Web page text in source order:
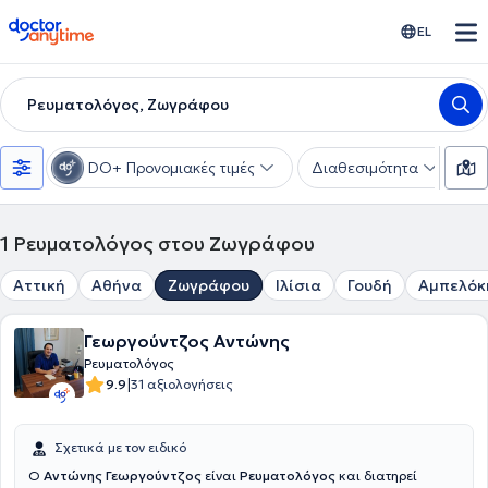
doctoranytime EL
Ρευματολόγος, Ζωγράφου
DO+ Προνομιακές τιμές Διαθεσιμότητα
1 Ρευματολόγος στου Ζωγράφου
Αττική Αθήνα Ζωγράφου Ιλίσια Γουδή
Γεωργούντζος Αντώνης
Ρευματολόγος
9.9|31 αξιολογήσεις
Σχετικά με τον ειδικό
Ο Αντώνης Γεωργούντζος είναι Ρευματολόγος και διατηρεί